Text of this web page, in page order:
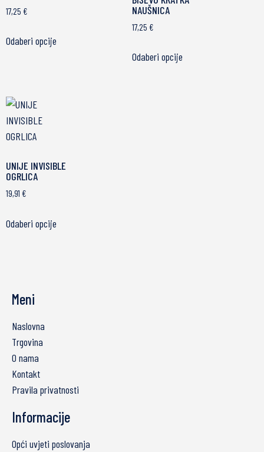
17,25 €
Odaberi opcije
NAUŠNICA
17,25 €
Odaberi opcije
UNIJE INVISIBLE
OGRLICA
19,91 €
Odaberi opcije
Meni
Naslovna
Trgovina
O nama
Kontakt
Pravila privatnosti
Informacije
Opći uvjeti poslovanja